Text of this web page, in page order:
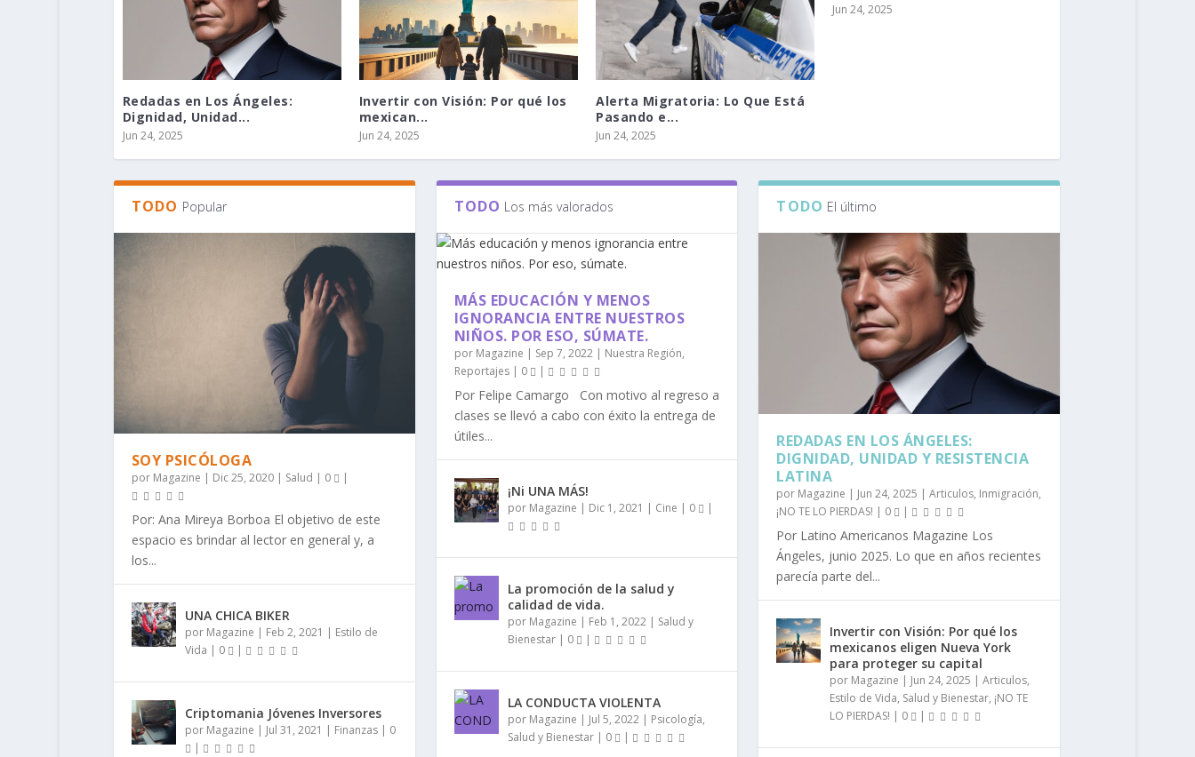
Redadas en Los Ángeles:
Dignidad, Unidad...
Jun 24, 2025
Invertir con Visión: Por qué los
mexican...
Jun 24, 2025
Alerta Migratoria: Lo Que Está
Pasando e...
Jun 24, 2025
Jun 24, 2025
TODO Popular
SOY PSICÓLOGA
por Magazine | Dic 25, 2020| Salud | 0 |
Por: Ana Mireya Borboa El objetivo de este
espacio es brindar al lector en general y, a
los...
UNA CHICA BIKER
por Magazine | Feb 2, 2021 | Estilo de
Vida | 0 |
Criptomania Jóvenes Inversores
por Magazine | Jul 31, 2021 | Finanzas| 0
|
TODO Los más valorados
MÁS EDUCACIÓN Y MENOS
IGNORANCIA ENTRE NUESTROS
NIÑOS. POR ESO, SÚMATE.
por Magazine | Sep 7, 2022| Nuestra Región,
Reportajes| 0 |
Por Felipe Camargo Con motivo al regreso a
clases se llevó a cabo con éxito la entrega de
útiles...
¡Ni UNA MÁS!
por Magazine | Dic 1, 2021 | Cine | 0 |
La promoción de la salud y
calidad de vida.
por Magazine | Feb 1, 2022| Salud y
Bienestar| 0 |
LA CONDUCTA VIOLENTA
por Magazine | Jul 5, 2022| Psicología,
Salud y Bienestar| 0 |
TODO El último
REDADAS EN LOS ÁNGELES:
DIGNIDAD, UNIDAD Y RESISTENCIA
LATINA
por Magazine | Jun 24, 2025 |Articulos, Inmigración,
¡NO TE LO PIERDAS! | 0 |
Por Latino Americanos Magazine Los
Ángeles, junio 2025. Lo que en años recientes
parecía parte del...
Invertir con Visión: Por qué los
mexicanos eligen Nueva York
para proteger su capital
por Magazine | Jun 24, 2025 |Articulos,
Estilo de Vida, Salud y Bienestar, ¡NO TE
LO PIERDAS! | 0 |